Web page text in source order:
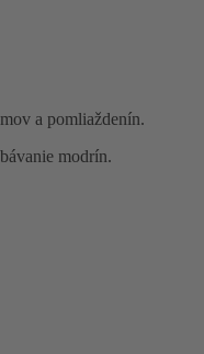
a pomliaždenín.
modrín.